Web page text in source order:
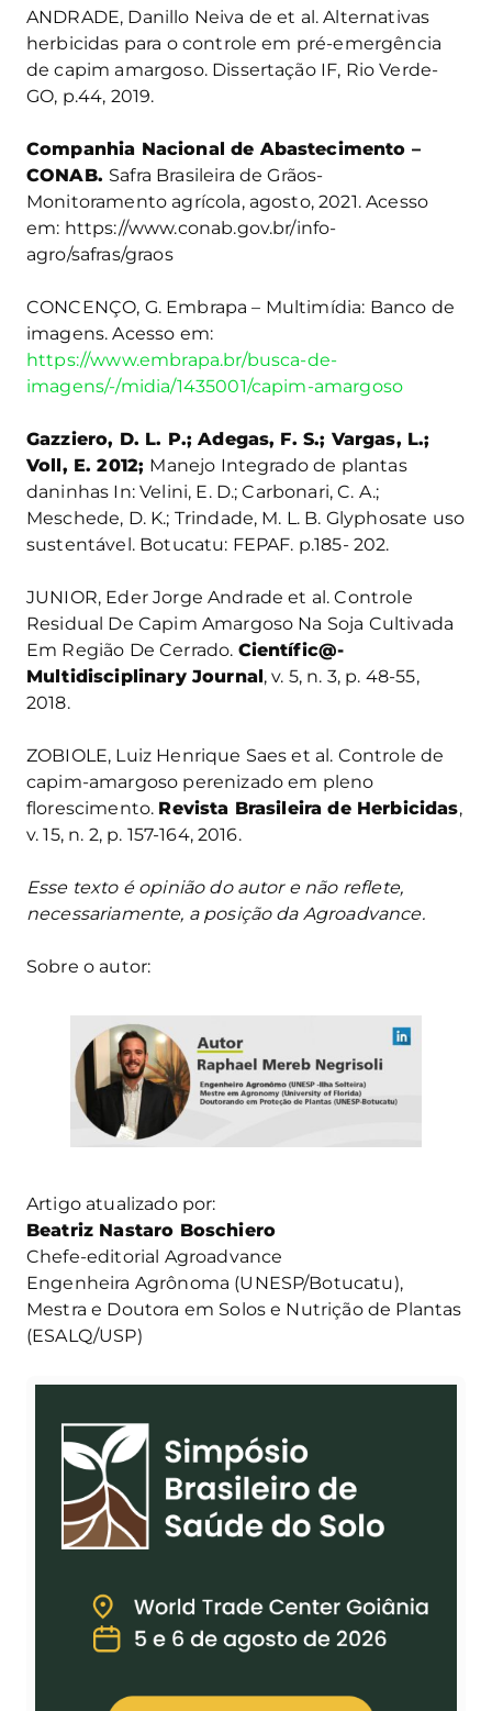
ANDRADE, Danillo Neiva de et al. Alternativas
herbicidas para o controle em pré-emergência
de capim amargoso. Dissertação IF, Rio Verde-
GO, p.44, 2019.
Companhia Nacional de Abastecimento –
CONAB. Safra Brasileira de Grãos-
Monitoramento agrícola, agosto, 2021. Acesso
em: https://www.conab.gov.br/info-
agro/safras/graos
CONCENÇO, G. Embrapa – Multimídia: Banco de
imagens. Acesso em:
https://www.embrapa.br/busca-de-
imagens/-/midia/1435001/capim-amargoso
Gazziero, D. L. P.; Adegas, F. S.; Vargas, L.;
Voll, E. 2012; Manejo Integrado de plantas
daninhas In: Velini, E. D.; Carbonari, C. A.;
Meschede, D. K.; Trindade, M. L. B. Glyphosate uso
sustentável. Botucatu: FEPAF. p.185- 202.
JUNIOR, Eder Jorge Andrade et al. Controle
Residual De Capim Amargoso Na Soja Cultivada
Em Região De Cerrado. Científic@-
Multidisciplinary Journal, v. 5, n. 3, p. 48-55,
2018.
ZOBIOLE, Luiz Henrique Saes et al. Controle de
capim-amargoso perenizado em pleno
florescimento. Revista Brasileira de Herbicidas,
v. 15, n. 2, p. 157-164, 2016.
Esse texto é opinião do autor e não reflete,
necessariamente, a posição da Agroadvance.
Sobre o autor:
Artigo atualizado por:
Beatriz Nastaro Boschiero
Chefe-editorial Agroadvance
Engenheira Agrônoma (UNESP/Botucatu),
Mestra e Doutora em Solos e Nutrição de Plantas
(ESALQ/USP)